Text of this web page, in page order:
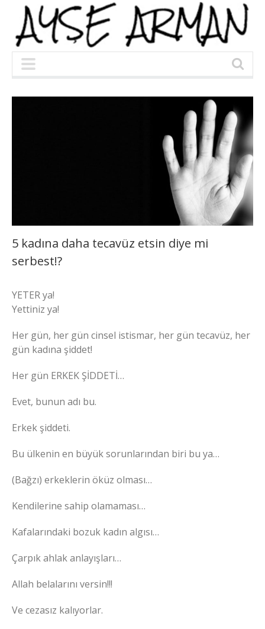
5 kadına daha tecavüz etsin diye mi
serbest!?
YETER ya!
Yettiniz ya!
Her gün, her gün cinsel istismar, her gün tecavüz, her
gün kadına şiddet!
Her gün ERKEK ŞİDDETİ…
Evet, bunun adı bu.
Erkek şiddeti.
Bu ülkenin en büyük sorunlarından biri bu ya…
(Bağzı) erkeklerin öküz olması…
Kendilerine sahip olamaması…
Kafalarındaki bozuk kadın algısı…
Çarpık ahlak anlayışları…
Allah belalarını versin!!!
Ve cezasız kalıyorlar.